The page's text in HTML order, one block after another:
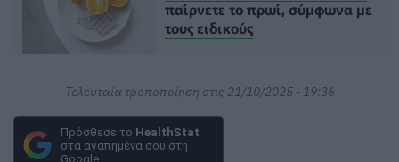
παίρνετε το πρωί, σύμφωνα με
τους ειδικούς
Τελευταία τροποποίηση στις 21/10/2025 - 19:36
Πρόσθεσε το HealthStat
στα αγαπημένα σου στη
Google